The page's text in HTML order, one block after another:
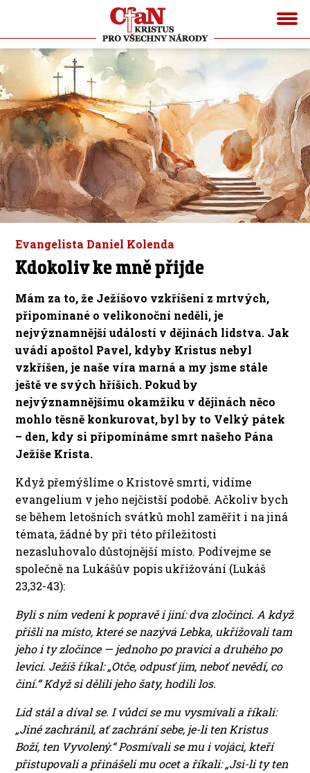
Evangelista Daniel Kolenda
Kdokoliv ke mně přijde
Mám za to, že Ježíšovo vzkříšení z mrtvých,
připomínané o velikonoční neděli, je
nejvýznamnější událostí v dějinách lidstva. Jak
uvádí apoštol Pavel, kdyby Kristus nebyl
vzkříšen, je naše víra marná a my jsme stále
ještě ve svých hříších. Pokud by
nejvýznamnějšímu okamžiku v dějinách něco
mohlo těsně konkurovat, byl by to Velký pátek
– den, kdy si připomínáme smrt našeho Pána
Ježíše Krista.
Když přemýšlíme o Kristově smrti, vidíme
evangelium v jeho nejčistší podobě. Ačkoliv bych
se během letošních svátků mohl zaměřit i na jiná
témata, žádné by při této příležitosti
nezasluhovalo důstojnější místo. Podívejme se
společně na Lukášův popis ukřižování (Lukáš
23,32-43):
Byli s ním vedeni k popravě i jiní: dva zločinci. A když
přišli na místo, které se nazývá Lebka, ukřižovali tam
jeho i ty zločince — jednoho po pravici a druhého po
levici. Ježíš říkal: „Otče, odpusť jim, neboť nevědí, co
činí.“ Když si dělili jeho šaty, hodili los.
Lid stál a díval se. I vůdci se mu vysmívali a říkali:
„Jiné zachránil, ať zachrání sebe, je-li ten Kristus
Boží, ten Vyvolený.“ Posmívali se mu i vojáci, kteří
přistupovali a přinášeli mu ocet a říkali: „Jsi-li ty ten